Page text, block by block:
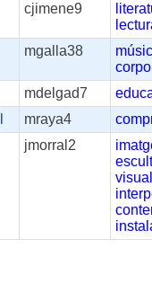
cjimene9
mgalla38
mdelgad7
mraya4
jmorral2